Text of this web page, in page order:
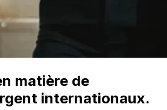
matière de
internationaux.